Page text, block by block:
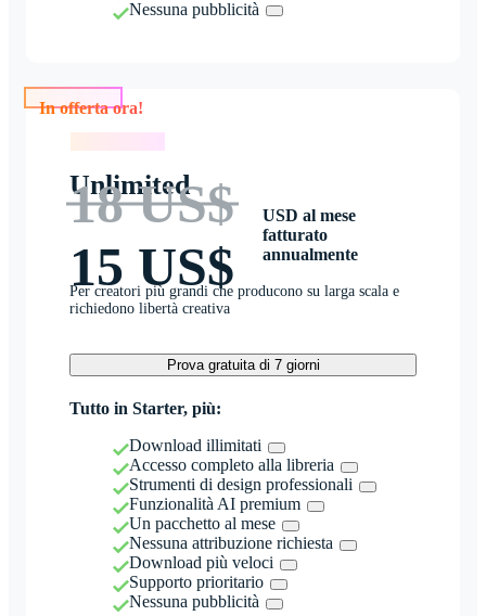
Nessuna pubblicità
Unlimited
18 US$
15 US$
USD al mese
fatturato
annualmente
Per creatori più grandi che producono su larga scala e
richiedono libertà creativa
Prova gratuita di 7 giorni
Tutto in Starter, più:
Download illimitati
Accesso completo alla libreria
Strumenti di design professionali
Funzionalità AI premium
Un pacchetto al mese
Nessuna attribuzione richiesta
Download più veloci
Supporto prioritario
Nessuna pubblicità